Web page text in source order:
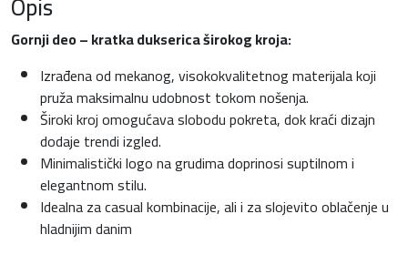
Gornji deo – kratka dukserica širokog kroja:
Izrađena od mekanog, visokokvalitetnog materijala koji
pruža maksimalnu udobnost tokom nošenja.
Široki kroj omogućava slobodu pokreta, dok kraći dizajn
dodaje trendi izgled.
Minimalistički logo na grudima doprinosi suptilnom i
elegantnom stilu.
Idealna za casual kombinacije, ali i za slojevito oblačenje u
hladnijim danim